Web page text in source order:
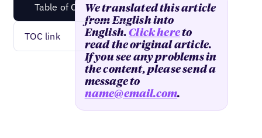
Table of Content
TOC link
We translated this article
from English into
English.Click hereto
read the original article.
If you see any problems in
the content, please send a
message to
name@email.com.